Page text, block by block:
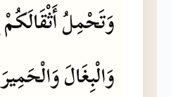
وَتَحْمِلُأَثْقَالَكُمْ
وَالْبِغَالَوَالْحَمِيرَ